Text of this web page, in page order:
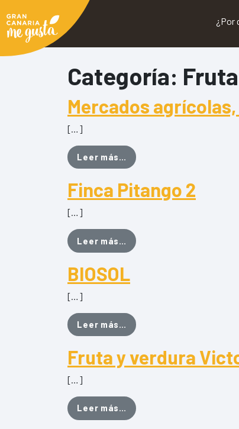
¿Por
Categoría: Fruta
Mercados
[…]
Leer más… from Mercados
Finca Pitango 2
[…]
Leer más… from Finca Pitango 2
BIOSOL
[…]
Leer más… from BIOSOL
Fruta y verdura
[…]
Leer más… from Fruta y verdura